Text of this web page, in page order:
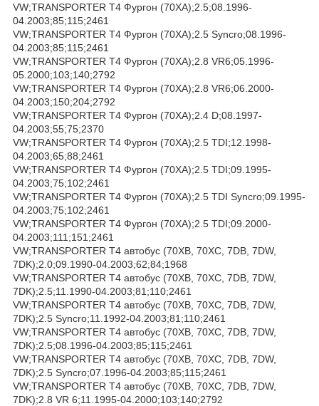
VW;TRANSPORTER T4 Фургон (70XA);2.5;08.1996-
04.2003;85;115;2461
VW;TRANSPORTER T4 Фургон (70XA);2.5 Syncro;08.1996-
04.2003;85;115;2461
VW;TRANSPORTER T4 Фургон (70XA);2.8 VR6;05.1996-
05.2000;103;140;2792
VW;TRANSPORTER T4 Фургон (70XA);2.8 VR6;06.2000-
04.2003;150;204;2792
VW;TRANSPORTER T4 Фургон (70XA);2.4 D;08.1997-
04.2003;55;75;2370
VW;TRANSPORTER T4 Фургон (70XA);2.5 TDI;12.1998-
04.2003;65;88;2461
VW;TRANSPORTER T4 Фургон (70XA);2.5 TDI;09.1995-
04.2003;75;102;2461
VW;TRANSPORTER T4 Фургон (70XA);2.5 TDI Syncro;09.1995-
04.2003;75;102;2461
VW;TRANSPORTER T4 Фургон (70XA);2.5 TDI;09.2000-
04.2003;111;151;2461
VW;TRANSPORTER T4 автобус (70XB, 70XC, 7DB, 7DW,
7DK);2.0;09.1990-04.2003;62;84;1968
VW;TRANSPORTER T4 автобус (70XB, 70XC, 7DB, 7DW,
7DK);2.5;11.1990-04.2003;81;110;2461
VW;TRANSPORTER T4 автобус (70XB, 70XC, 7DB, 7DW,
7DK);2.5 Syncro;11.1992-04.2003;81;110;2461
VW;TRANSPORTER T4 автобус (70XB, 70XC, 7DB, 7DW,
7DK);2.5;08.1996-04.2003;85;115;2461
VW;TRANSPORTER T4 автобус (70XB, 70XC, 7DB, 7DW,
7DK);2.5 Syncro;07.1996-04.2003;85;115;2461
VW;TRANSPORTER T4 автобус (70XB, 70XC, 7DB, 7DW,
7DK);2.8 VR 6;11.1995-04.2000;103;140;2792